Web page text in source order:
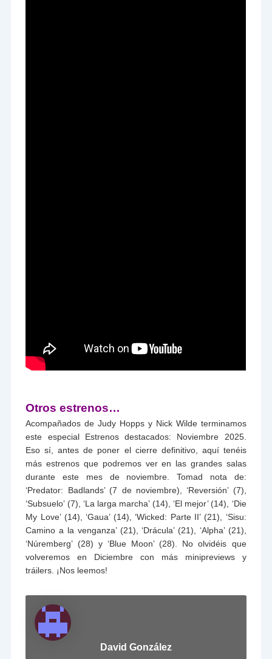
Otros estrenos…
Acompañados de Judy Hopps y Nick Wilde terminamos
este especial Estrenos destacados: Noviembre 2025.
Eso sí, antes de poner el cierre definitivo, aquí tenéis
más estrenos que podremos ver en las grandes salas
durante este mes de noviembre. Tomad nota de:
‘Predator: Badlands’ (7 de noviembre), ‘Reversión’ (7),
‘Subsuelo’ (7), ‘La larga marcha’ (14), ‘El mejor’ (14), ‘Die
My Love’ (14), ‘Gaua’ (14), ‘Wicked: Parte II’ (21), ‘Sisu:
Camino a la venganza’ (21), ‘Drácula’ (21), ‘Alpha’ (21),
‘Núremberg’ (28) y ‘Blue Moon’ (28). No olvidéis que
volveremos en Diciembre con más minipreviews y
tráilers. ¡Nos leemos!
David González